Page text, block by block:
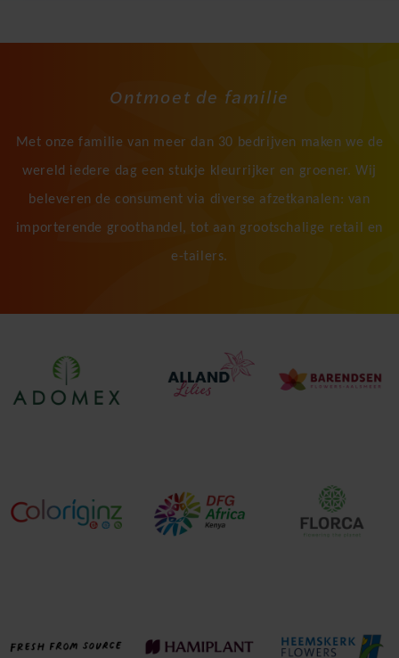
Ontmoet de familie
Met onze familie van meer dan 30 bedrijven maken we de
wereld iedere dag een stukje kleurrijker en groener. Wij
beleveren de consument via diverse afzetkanalen: van
importerende groothandel, tot aan grootschalige retail en
e-tailers.